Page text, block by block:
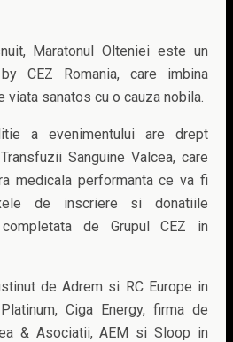
Maratonul Olteniei este un
CEZ Romania, care imbina
viata sanatos cu o cauza nobila.
a evenimentului are drept
Sanguine Valcea, care
medicala performanta ce va fi
de inscriere si donatiile
de Grupul CEZ in
de Adrem si RC Europe in
Ciga Energy, firma de
& Asociatii, AEM si Sloop in